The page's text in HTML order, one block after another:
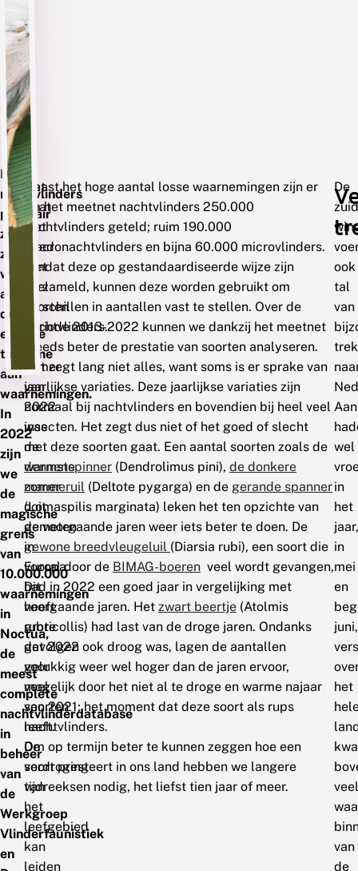
Dat
nachtvlinders
populair
zijn,
zien
we
aan
de
enorme
toename
aan
waarnemingen.
In
2022
zijn
we
de
magische
grens
van
10.000.000
waarnemingen
in
Noctua,
de
meest
complete
nachtvlinderdatabase
in
beheer
van
de
Werkgroep
Vlinderfaunistiek
en
Het
gaat
niet
goed
met
veel
soorten
nachtvlinders.
De
zomer
van
2022
was
de
warmste
zomer
ooit
gemeten
in
Europa.
Dit
heeft
grote
gevolgen
voor
veel
soorten
nachtvlinders.
De
verdroging
van
het
leefgebied
kan
leiden
Naast het hoge aantal losse waarnemingen zijn er
via het meetnet nachtvlinders 250.000
nachtvlinders geteld; ruim 190.000
macronachtvlinders en bijna 60.000 microvlinders.
Omdat deze op gestandaardiseerde wijze zijn
verzameld, kunnen deze worden gebruikt om
verschillen in aantallen vast te stellen. Over de
periode 2013-2022 kunnen we dankzij het meetnet
steeds beter de prestatie van soorten analyseren.
Het zegt lang niet alles, want soms is er sprake van
jaarlijkse variaties. Deze jaarlijkse variaties zijn
normaal bij nachtvlinders en bovendien bij heel veel
insecten. Het zegt dus niet of het goed of slecht
met deze soorten gaat. Een aantal soorten zoals de
dennenspinner (Dendrolimus pini), de donkere
marmeruil (Deltote pygarga) en de gerande spanner
(Lomaspilis marginata) leken het ten opzichte van
de voorgaande jaren weer iets beter te doen. De
gewone breedvleugeluil (Diarsia rubi), een soort die
vooral door de BIMAG-boeren veel wordt gevangen,
had in 2022 een goed jaar in vergelijking met
voorgaande jaren. Het zwart beertje (Atolmis
rubricollis) had last van de droge jaren. Ondanks
dat 2022 ook droog was, lagen de aantallen
gelukkig weer wel hoger dan de jaren ervoor,
mogelijk door het niet al te droge en warme najaar
van 2021; het moment dat deze soort als rups
leeft.
Om op termijn beter te kunnen zeggen hoe een
soort presteert in ons land hebben we langere
tijdreeksen nodig, het liefst tien jaar of meer.
De
ook
tal
van
wel
in
het
jaar,
in
mei
en
juni,
het
veel
van
de